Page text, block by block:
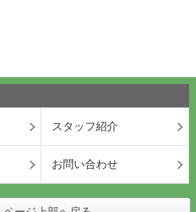
スタッフ紹介
お問い合わせ